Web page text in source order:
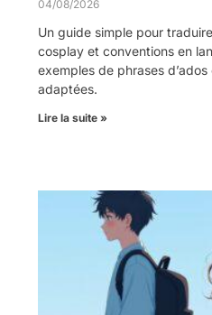
04/08/2026
Un guide simple pour
cosplay et conventions en
exemples de phrases
adaptées.
Lire la suite »